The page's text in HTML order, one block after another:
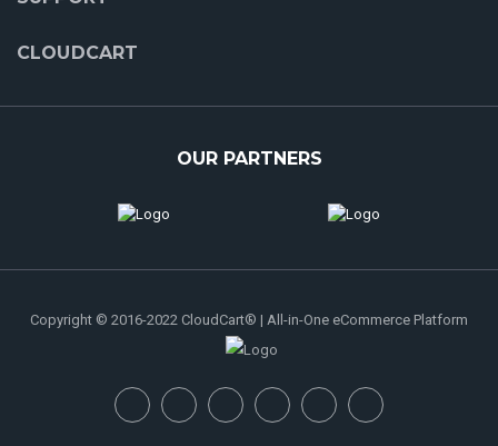
CLOUDCART
OUR PARTNERS
Copyright © 2016-2022 CloudCart® | All-in-One eCommerce Platform